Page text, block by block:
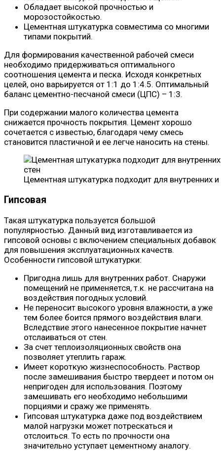
Обладает высокой прочностью и
морозостойкостью.
Цементная штукатурка совместима со многими
типами покрытий.
Для формирования качественной рабочей смеси
необходимо придерживаться оптимального
соотношения цемента и песка. Исходя конкретных
целей, оно варьируется от 1:1 до 1:4.5. Оптимальный
баланс цементно-песчаной смеси (ЦПС) – 1:3.
При содержании малого количества цемента
снижается прочность покрытия. Цемент хорошо
сочетается с известью, благодаря чему смесь
становится пластичной и ее легче наносить на стены.
Цементная штукатурка подходит для внутренних
Гипсовая
Такая штукатурка пользуется большой
популярностью. Данный вид изготавливается из
гипсовой основы с включением специальных добавок
для повышения эксплуатационных качеств.
Особенности гипсовой штукатурки:
Пригодна лишь для внутренних работ. Снаружи
помещений не применяется, т.к. не рассчитана на
воздействия погодных условий.
Не переносит высокого уровня влажности, а уже
тем более боится прямого воздействия влаги.
Вследствие этого нанесенное покрытие начнет
отслаиваться от стен.
За счет теплоизоляционных свойств она
позволяет утеплить гараж.
Имеет короткую жизнеспособность. Раствор
после замешивания быстро твердеет и потом он
непригоден для использования. Поэтому
замешивать его необходимо небольшими
порциями и сражу же применять.
Гипсовая штукатурка даже под воздействием
малой нагрузки может потрескаться и
отслоиться. То есть по прочности она
значительно уступает цементному аналогу.